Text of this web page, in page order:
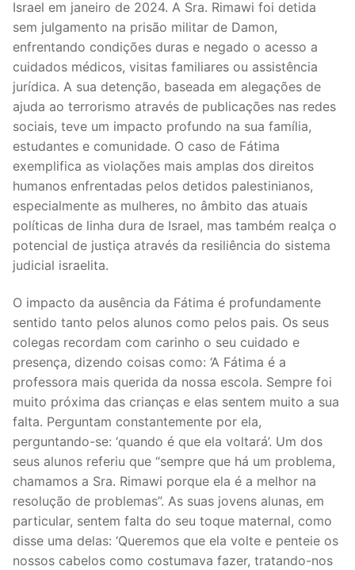
Israel em janeiro de 2024. A Sra. Rimawi foi detida
sem julgamento na prisão militar de Damon,
enfrentando condições duras e negado o acesso a
cuidados médicos, visitas familiares ou assistência
jurídica. A sua detenção, baseada em alegações de
ajuda ao terrorismo através de publicações nas redes
sociais, teve um impacto profundo na sua família,
estudantes e comunidade. O caso de Fátima
exemplifica as violações mais amplas dos direitos
humanos enfrentadas pelos detidos palestinianos,
especialmente as mulheres, no âmbito das atuais
políticas de linha dura de Israel, mas também realça o
potencial de justiça através da resiliência do sistema
judicial israelita.
O impacto da ausência da Fátima é profundamente
sentido tanto pelos alunos como pelos pais. Os seus
colegas recordam com carinho o seu cuidado e
presença, dizendo coisas como: ‘A Fátima é a
professora mais querida da nossa escola. Sempre foi
muito próxima das crianças e elas sentem muito a sua
falta. Perguntam constantemente por ela,
perguntando-se: ‘quando é que ela voltará’. Um dos
seus alunos referiu que “sempre que há um problema,
chamamos a Sra. Rimawi porque ela é a melhor na
resolução de problemas”. As suas jovens alunas, em
particular, sentem falta do seu toque maternal, como
disse uma delas: ‘Queremos que ela volte e penteie os
nossos cabelos como costumava fazer, tratando-nos